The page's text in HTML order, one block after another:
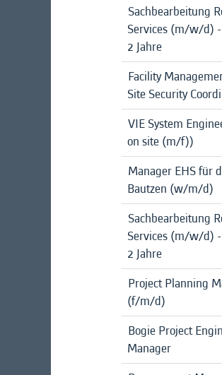
Sachbearbeitung
Services (m/w/d)
2 Jahre
Facility
Site Security
VIE System
on site (m/f))
Manager EHS für
Bautzen (w/m/d)
Sachbearbeitung
Services (m/w/d)
2 Jahre
Project Planning
(f/m/d)
Bogie Project
Manager